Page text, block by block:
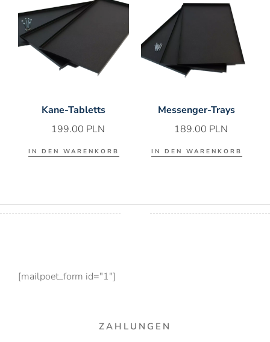
Kane-Tabletts
199.00 PLN
IN DEN WARENKORB
Messenger-Trays
189.00 PLN
IN DEN WARENKORB
ZAHLUNGEN
[mailpoet_form id="1"]